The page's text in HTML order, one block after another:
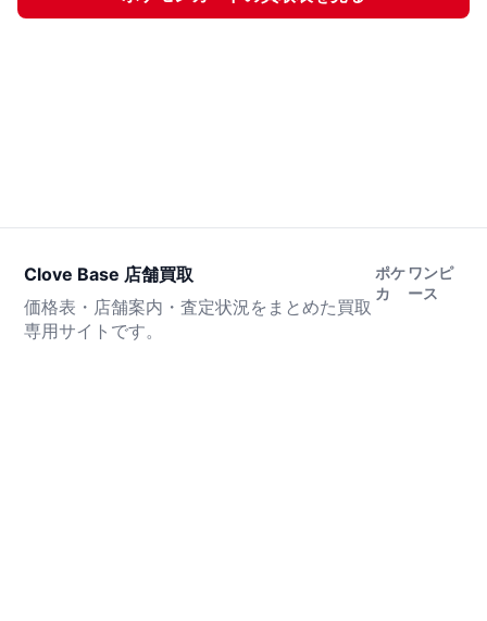
Clove Base 店舗買取
価格表・店舗案内・査定状況をまとめた買取
専用サイトです。
ポケ
カ
ワンピ
ース